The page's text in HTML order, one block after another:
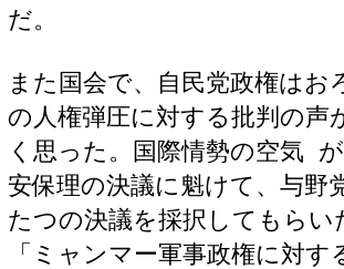
だ。
また国会で、自民党政権は
の人権弾圧に対する批判の
く思った。国際情勢の空気
安保理の決議に魁けて、与野
たつの決議を採択してもら
「ミャンマー軍事政権に対